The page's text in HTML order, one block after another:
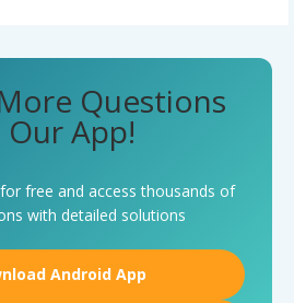
Questions
Our App!
free and access thousands of
with detailed solutions
Android App